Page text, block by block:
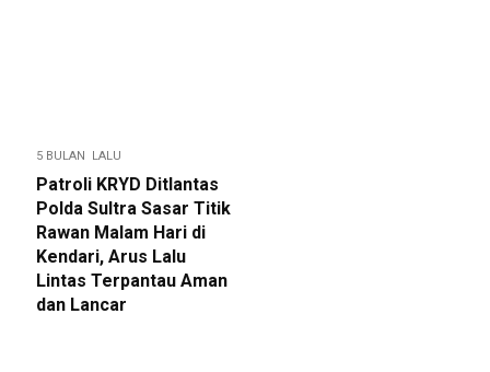
5 BULAN LALU
Patroli KRYD Ditlantas
Polda Sultra Sasar Titik
Rawan Malam Hari di
Kendari, Arus Lalu
Lintas Terpantau Aman
dan Lancar